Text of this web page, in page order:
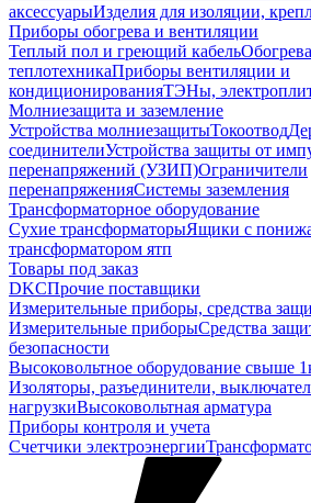
аксессуарыИзделия для изоляции,
Приборы обогрева и вентиляции
Теплый пол и греющий кабель
теплотехникаПриборы вентиляции и
кондиционированияТЭНы,
Молниезащита и заземление
Устройства молниезащитыТокоотвод
соединителиУстройства защиты от
перенапряжений (УЗИП)Ограничители
перенапряженияСистемы заземления
Трансформаторное оборудование
Сухие трансформаторыЯщики с
трансформатором ятп
Товары под заказ
DKCПрочие поставщики
Измерительные приборы, средства
Измерительные приборыСредства
безопасности
Высоковольтное оборудование
Изоляторы, разъединители,
нагрузкиВысоковольтная арматура
Приборы контроля и учета
Счетчики электроэнергии